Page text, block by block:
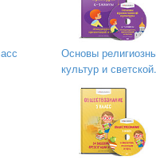
так же важно, как и
того, почему важно
Основы
культур и